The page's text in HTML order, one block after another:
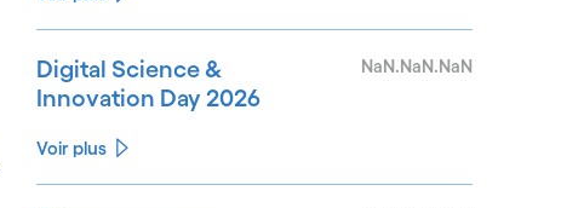
Digital Science &
Innovation Day 2026
NaN.NaN.NaN
Voir plus